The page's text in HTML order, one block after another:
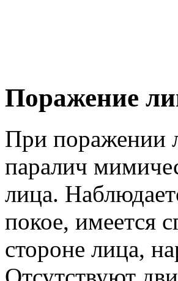
Поражение
При поражении
паралич
лица.
покое, имеется
стороне лица,